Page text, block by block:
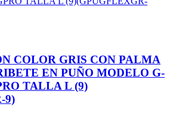
COLOR GRIS CON PALMA
EN PUÑO MODELO G-
TALLA L (9)
9)